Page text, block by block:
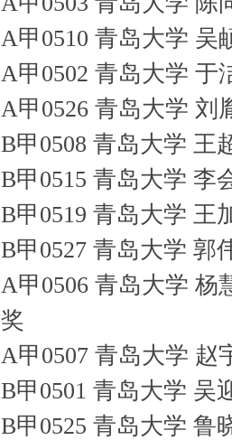
A甲0510 青岛大学 吴
A甲0502 青岛大学 于
A甲0526 青岛大学 刘
B甲0508 青岛大学 王
B甲0515 青岛大学 李
B甲0519 青岛大学 王
B甲0527 青岛大学 郭
A甲0506 青岛大学 杨
奖
A甲0507 青岛大学 赵
B甲0501 青岛大学 吴
B甲0525 青岛大学 鲁